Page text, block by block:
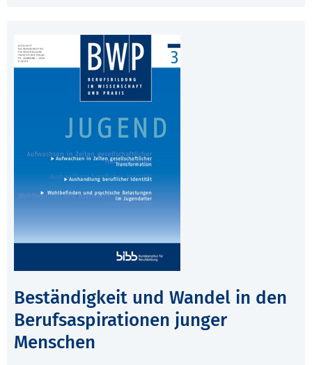
Beständigkeit und Wandel in den
Berufsaspirationen junger
Menschen